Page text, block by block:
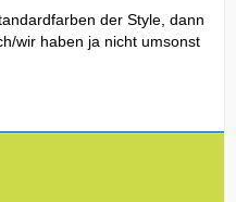
der Style, dann
wir haben ja nicht umsonst